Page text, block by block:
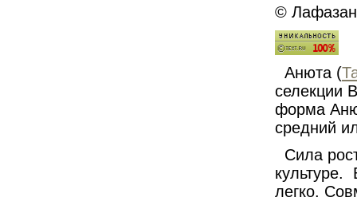
©
Анюта (
селекции
форма
средний
Сила
культуре.
легко.